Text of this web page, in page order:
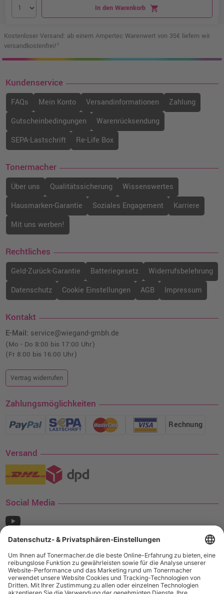
In den Warenkorb shopping_cart
Kostenloser Versand: ab einem Ampertec Warenwert von 35€ liefern wir
versandkostenfrei!¹
Kundenservice
FAQs Mein Konto Versandinformationen
Zahlung
Gutscheinbedingungen
Warenrücksendung
SEPA-Lastschrift
Re-Life Box
Tonermacher
Über uns Qualitätssicherung
Wissenswertes
Hausmarken-Garantie
Soziales Engagement
Karriere
Mit uns werben!
Rechtliches
Geld-Zurück-Garantie Batteriegesetz
Widerrufsbelehrung
Datenschutz
Cookie Einstellungen AGB Impressum
Kontakt
E-Mail: service@wiegand-gmbh.de
(Mo - Do 8:00 bis 17:00 Uhr)
(Fr 8:00 bis 16:00 Uhr)
Vertrag widerrufen
Zahlungsmöglichkeiten
Rechnung
Versand
Social Media
¹ Nur gültig für den Versand innerhalb Deutschlands. Befindet sich ein Warenwert
von mindestens 35€ (inkl. Mwst.) an Ampertec Artikeln in Ihrem Warenkorb, ist der
Versand für Sie kostenfrei.